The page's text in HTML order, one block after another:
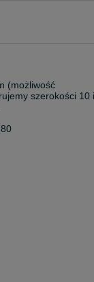
(możliwość
szerokości 10 i